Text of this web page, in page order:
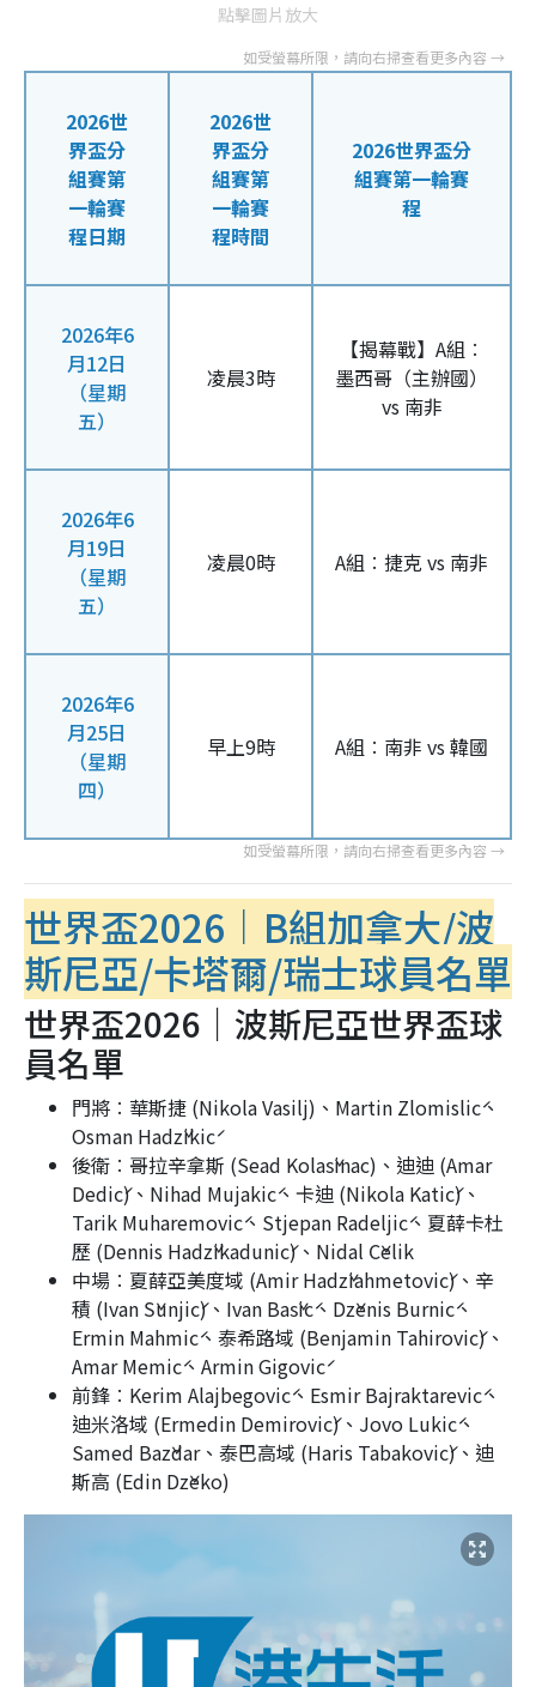
點擊圖片放大
2026世
界盃分
組賽第
一輪賽
程日期
2026世
界盃分
組賽第
一輪賽
程時間
2026世界盃分
組賽第一輪賽
程
2026年6
月12日
（星期
五）
凌晨3時
【揭幕戰】A組︰
墨西哥（主辦國）
vs 南非
2026年6
月19日
（星期
五）
凌晨0時 A組︰捷克 vs 南非
2026年6
月25日
（星期
四）
早上9時 A組︰南非 vs 韓國
世界盃2026｜B組加拿大/波
斯尼亞/卡塔爾/瑞士球員名單
世界盃2026｜波斯尼亞世界盃球
員名單
門將︰華斯捷 (Nikola Vasilj)、Martin Zlomislić、
Osman Hadžikić
後衛︰哥拉辛拿斯 (Sead Kolašinac)、迪迪 (Amar
Dedić)、Nihad Mujakić、卡迪 (Nikola Katić)、
Tarik Muharemović、Stjepan Radeljić、夏薛卡杜
歷 (Dennis Hadžikadunić)、Nidal Čelik
中場︰夏薛亞美度域 (Amir Hadžiahmetović)、辛
積 (Ivan Šunjić)、Ivan Bašić、Dženis Burnić、
Ermin Mahmić、泰希路域 (Benjamin Tahirović)、
Amar Memić、Armin Gigović
前鋒︰Kerim Alajbegović、Esmir Bajraktarević、
迪米洛域 (Ermedin Demirović)、Jovo Lukić、
Samed Baždar、泰巴高域 (Haris Tabaković)、迪
斯高 (Edin Džeko)